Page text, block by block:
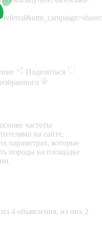
Поделиться
частоты
на сайте,
параметрах, которые
породы на площадке
4 объявления, из них 2